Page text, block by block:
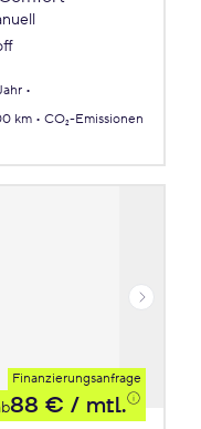
km
CO₂-Emissionen
Finanzierungsanfrage
88 € / mtl.